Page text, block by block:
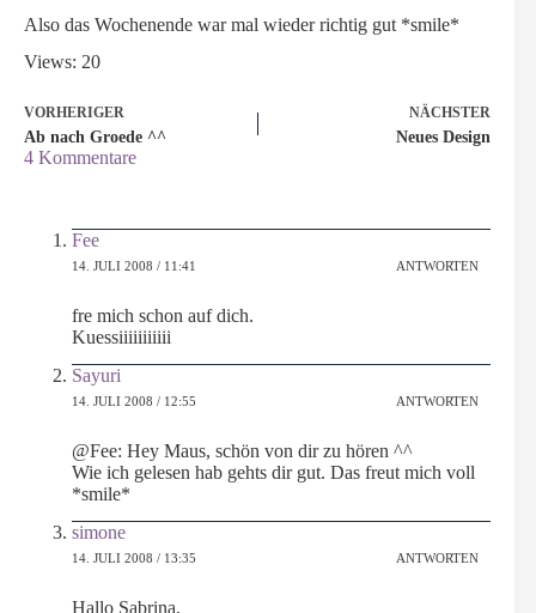
Also das Wochenende war mal wieder richtig gut *smile*
Views: 20
VORHERIGER
Ab nach Groede ^^
NÄCHSTER
Neues Design
4 Kommentare
Fee
14. JULI 2008 / 11:41 ANTWORTEN
fre mich schon auf dich.
Kuessiiiiiiiiiii
Sayuri
14. JULI 2008 / 12:55 ANTWORTEN
@Fee: Hey Maus, schön von dir zu hören ^^
Wie ich gelesen hab gehts dir gut. Das freut mich voll
*smile*
simone
14. JULI 2008 / 13:35 ANTWORTEN
Hallo Sabrina,